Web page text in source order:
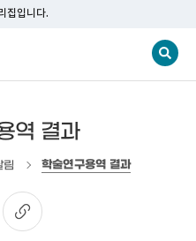
집입니다.
역 결과
림 학술연구용역 결과